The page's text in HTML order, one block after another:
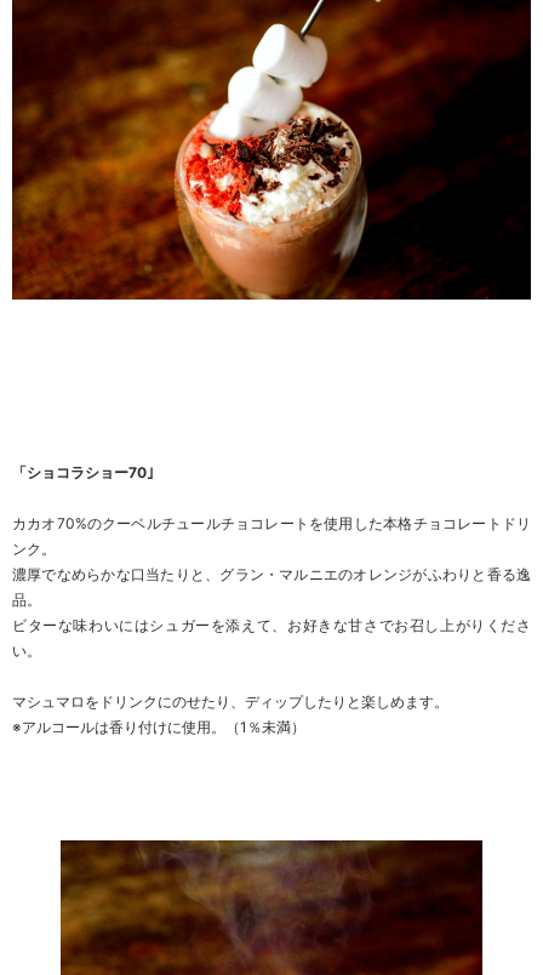
「ショコラショー70｣
カカオ70%のクーベルチュールチョコレートを使用した本格チョコレートドリ
ンク。
濃厚でなめらかな口当たりと、グラン・マルニエのオレンジがふわりと香る逸
品。
ビターな味わいにはシュガーを添えて、お好きな甘さでお召し上がりくださ
い。
マシュマロをドリンクにのせたり、ディップしたりと楽しめます。
※アルコールは香り付けに使用。（1％未満）